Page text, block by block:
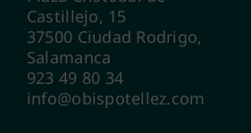
Castillejo, 15
37500 Ciudad Rodrigo,
Salamanca
923 49 80 34
info@obispotellez.com